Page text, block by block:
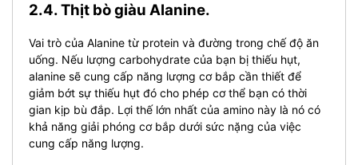
2.4. Thịt bò giàu Alanine.
Vai trò của Alanine từ protein và đường trong chế độ ăn
uống. Nếu lượng carbohydrate của bạn bị thiếu hụt,
alanine sẽ cung cấp năng lượng cơ bắp cần thiết để
giảm bớt sự thiếu hụt đó cho phép cơ thể bạn có thời
gian kịp bù đắp. Lợi thế lớn nhất của amino này là nó có
khả năng giải phóng cơ bắp dưới sức nặng của việc
cung cấp năng lượng.